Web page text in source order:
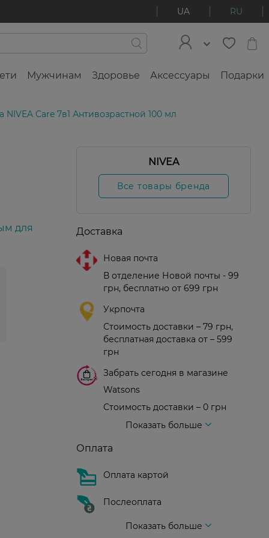
UA RU
Мужчинам Здоровье Аксессуары Подарки
Care 7в1 Антивозрастной 100 мл
для
NIVEA
Все товары бренда
Доставка
Новая почта
В отделение Новой почты - 99
грн, бесплатно от 699 грн
Укрпочта
Стоимость доставки – 79 грн,
бесплатная доставка от – 599
грн
Забрать сегодня в магазине
Watsons
Стоимость доставки – 0 грн
Показать больше
Оплата
Оплата картой
Послеоплата
Показать больше